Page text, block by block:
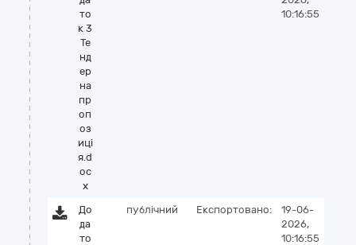
то
к 3
Те
нд
ер
на
пр
оп
оз
иці
я.d
oc
x
10:16:55
До
да
то
публічний Експортовано:
19-06-
2026,
10:16:55